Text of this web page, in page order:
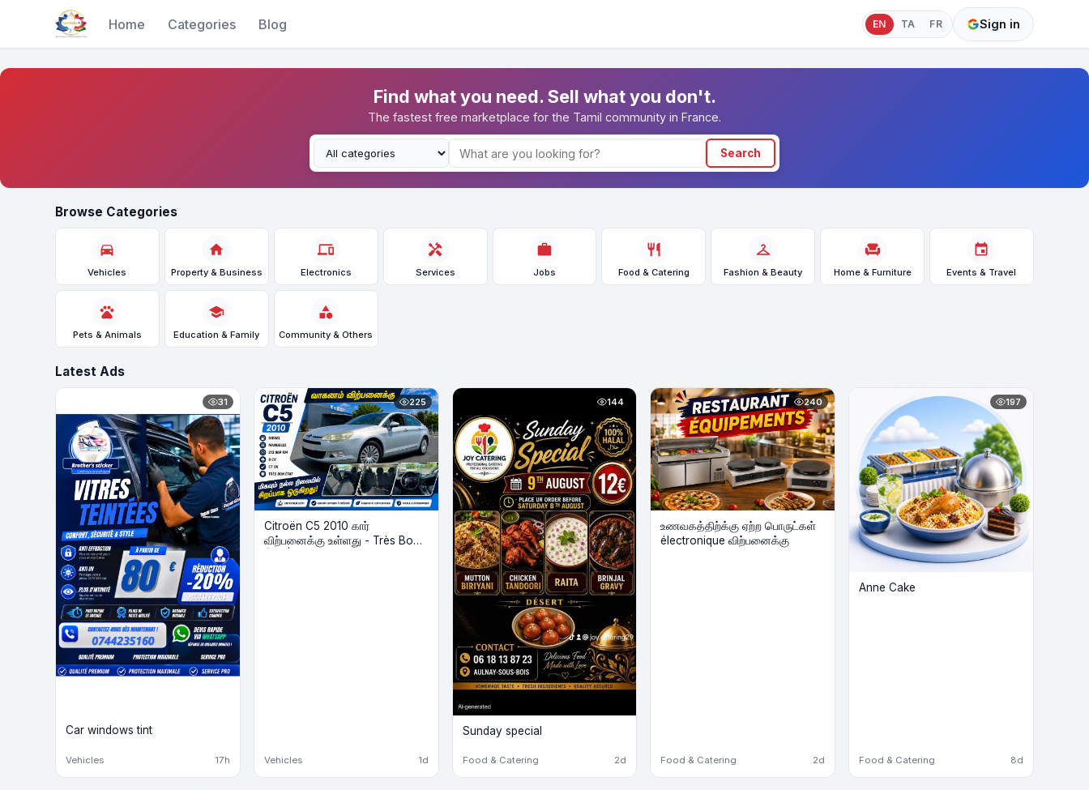
Home Categories Blog EN TA FR Sign in
Find what you need. Sell what you don't.
The fastest free marketplace for the Tamil community in France.
Search
Browse Categories
directions_car
Vehicles
home
Property & Business
devices
Electronics
handyman
Services
work
Jobs
restaurant
Food & Catering
checkroom
Fashion & Beauty
chair
Home & Furniture
event
Events & Travel
pets
Pets & Animals
school
Education & Family
category
Community & Others
Latest Ads
31
Car windows tint
Vehicles 17h
225
Citroën C5 2010 கார்
விற்பனைக்கு உள்ளது - Très Bon
Vehicles 1d
144
Sunday special
Food & Catering 2d
240
உணவகத்திற்க்கு ஏற்ற பொருட்கள்
électronique விற்பனைக்கு
Food & Catering 2d
197
Anne Cake
Food & Catering 8d